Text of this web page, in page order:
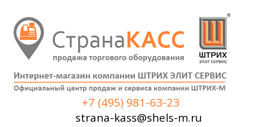
+7 (495) 981-63-23
strana-kass@shels-m.ru